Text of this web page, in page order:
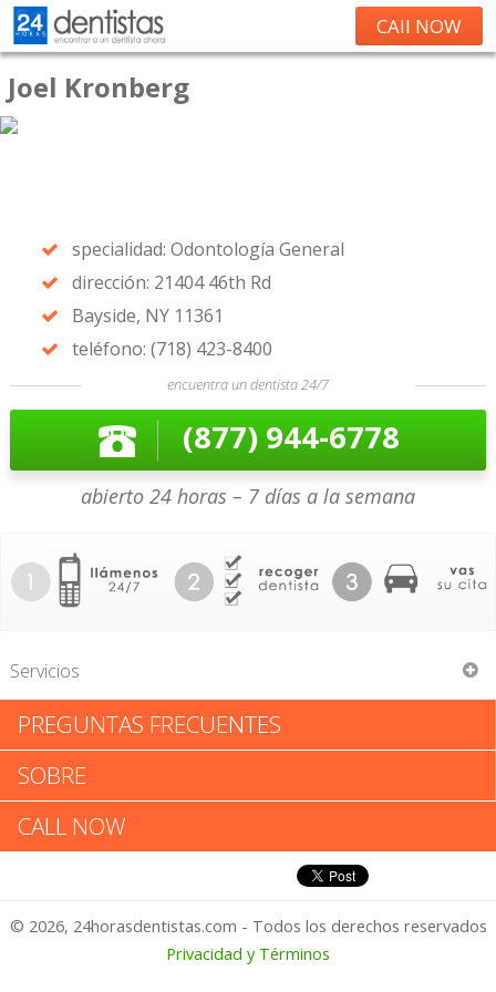
CAll NOW
Joel Kronberg
specialidad: Odontología General
dirección: 21404 46th Rd
Bayside, NY 11361
teléfono: (718) 423-8400
encuentra un dentista 24/7
(877) 944-6778
abierto 24 horas – 7 días a la semana
Servicios
Joel Kronberg
Joel Kronberg: Califica tu
Experiencia
1 – No Feliz
PREGUNTAS FRECUENTES
SOBRE
CALL NOW
© 2026, 24horasdentistas.com - Todos los derechos reservados
Privacidad y Términos